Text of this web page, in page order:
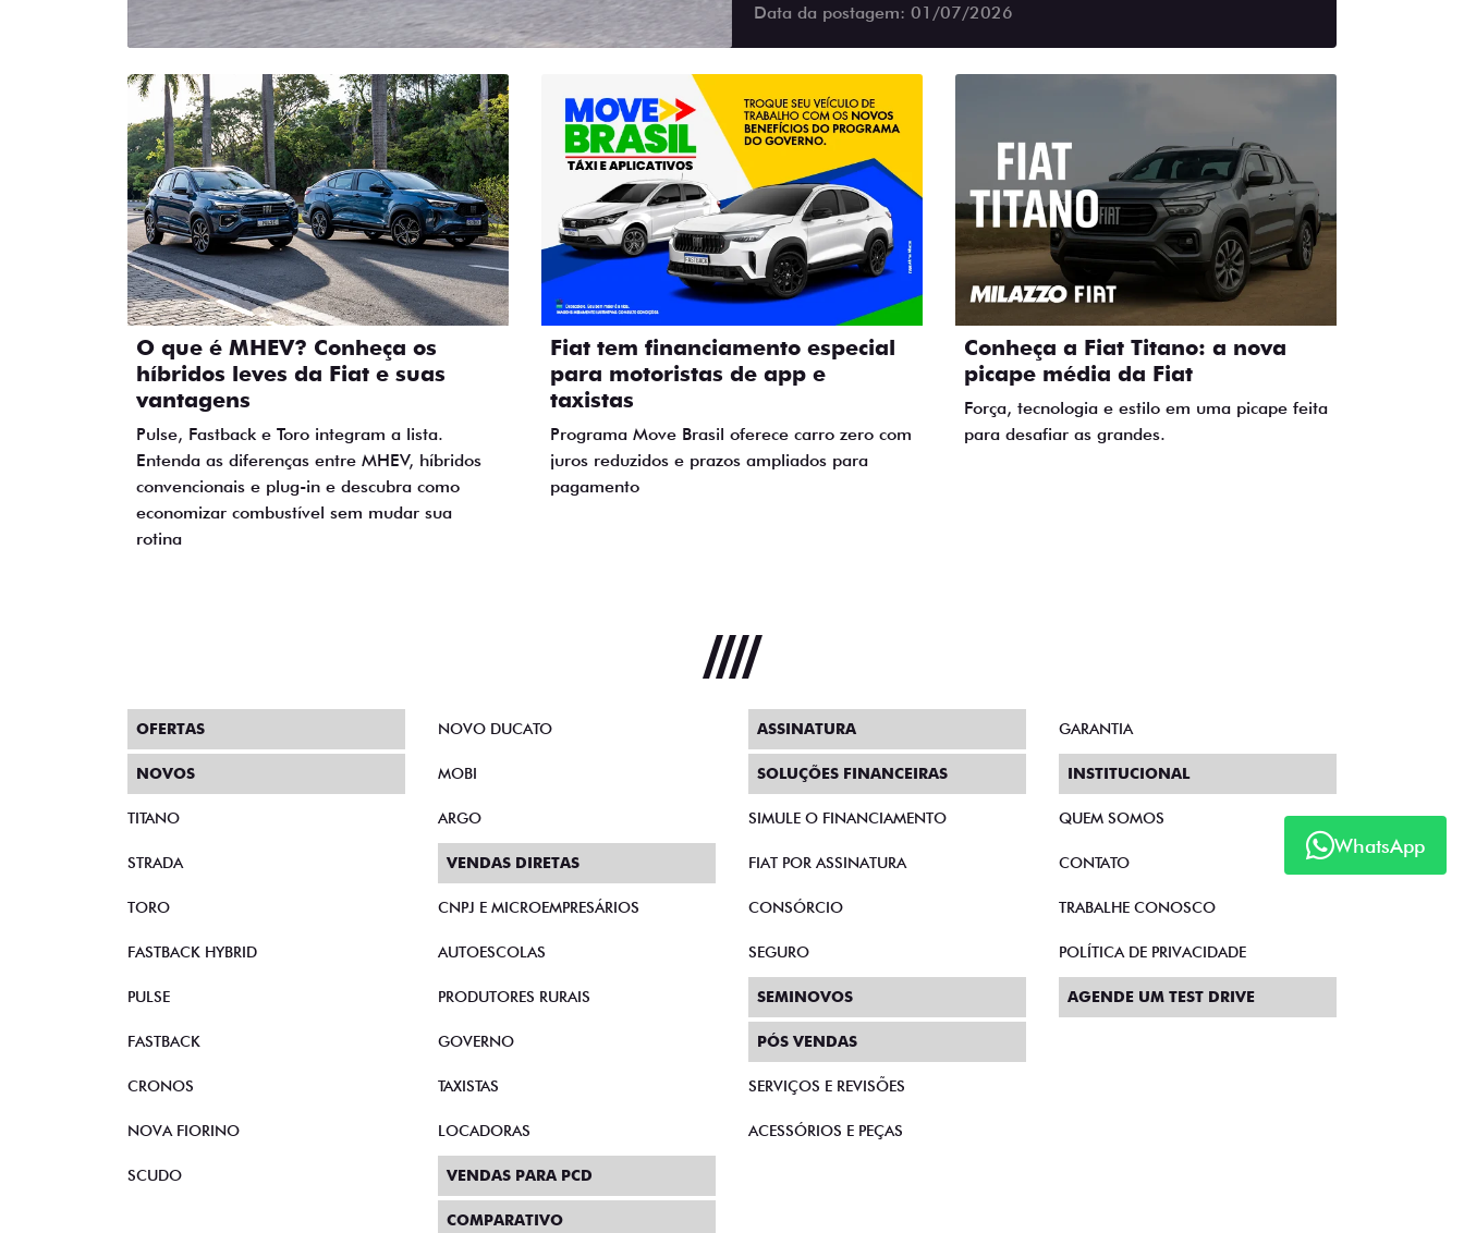
Data da postagem: 01/07/2026
O que é MHEV? Conheça os
híbridos leves da Fiat e suas
vantagens
Pulse, Fastback e Toro integram a lista.
Entenda as diferenças entre MHEV, híbridos
convencionais e plug-in e descubra como
economizar combustível sem mudar sua
rotina
Fiat tem financiamento especial
para motoristas de app e
taxistas
Programa Move Brasil oferece carro zero com
juros reduzidos e prazos ampliados para
pagamento
Conheça a Fiat Titano: a nova
picape média da Fiat
Força, tecnologia e estilo em uma picape feita
para desafiar as grandes.
WhatsApp
OFERTAS
NOVOS
TITANO
STRADA
TORO
FASTBACK HYBRID
PULSE
FASTBACK
CRONOS
NOVA FIORINO
SCUDO
NOVO DUCATO
MOBI
ARGO
VENDAS DIRETAS
CNPJ E MICROEMPRESÁRIOS
AUTOESCOLAS
PRODUTORES RURAIS
GOVERNO
TAXISTAS
LOCADORAS
VENDAS PARA PCD
ASSINATURA
SOLUÇÕES FINANCEIRAS
SIMULE O FINANCIAMENTO
FIAT POR ASSINATURA
CONSÓRCIO
SEGURO
SEMINOVOS
PÓS VENDAS
SERVIÇOS E REVISÕES
ACESSÓRIOS E PEÇAS
GARANTIA
INSTITUCIONAL
QUEM SOMOS
CONTATO
TRABALHE CONOSCO
POLÍTICA DE PRIVACIDADE
AGENDE UM TEST DRIVE
COMPARATIVO